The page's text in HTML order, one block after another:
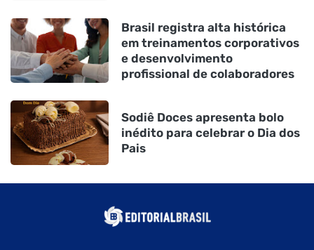
Brasil registra alta histórica
em treinamentos corporativos
e desenvolvimento
profissional de colaboradores
Sodiê Doces apresenta bolo
inédito para celebrar o Dia dos
Pais